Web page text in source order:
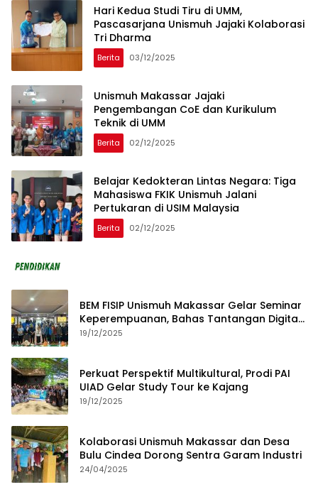
Hari Kedua Studi Tiru di UMM,
Pascasarjana Unismuh Jajaki Kolaborasi
Tri Dharma
Berita 03/12/2025
Unismuh Makassar Jajaki
Pengembangan CoE dan Kurikulum
Teknik di UMM
Berita 02/12/2025
Belajar Kedokteran Lintas Negara: Tiga
Mahasiswa FKIK Unismuh Jalani
Pertukaran di USIM Malaysia
Berita 02/12/2025
BEM FISIP Unismuh Makassar Gelar Seminar
Keperempuanan, Bahas Tantangan Digital
dan Budaya Lokal
19/12/2025
Perkuat Perspektif Multikultural, Prodi PAI
UIAD Gelar Study Tour ke Kajang
19/12/2025
Kolaborasi Unismuh Makassar dan Desa
Bulu Cindea Dorong Sentra Garam Industri
24/04/2025